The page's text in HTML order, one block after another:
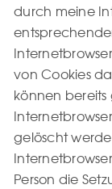
durch meine
von Cookies
können bereits
gelöscht
Person die